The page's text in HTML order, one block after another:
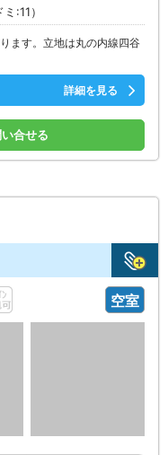
:11）
ます。立地は丸の内線四谷
詳細を見る
合せる
空室